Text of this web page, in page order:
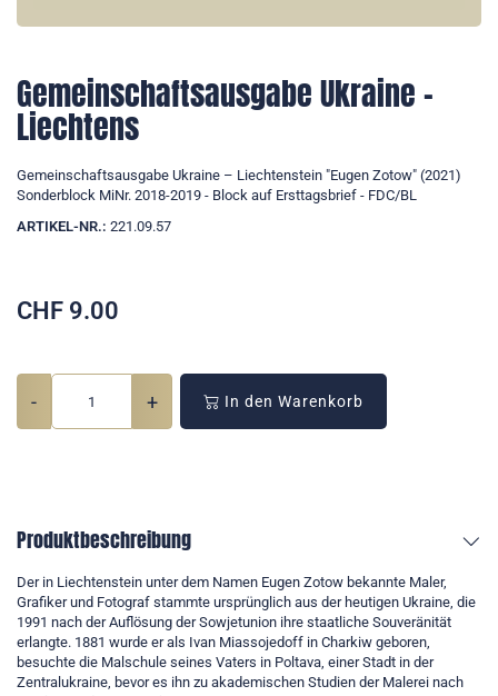
Gemeinschaftsausgabe Ukraine –
Liechtens
Gemeinschaftsausgabe Ukraine – Liechtenstein "Eugen Zotow" (2021)
Sonderblock MiNr. 2018-2019 - Block auf Ersttagsbrief - FDC/BL
ARTIKEL-NR.: 221.09.57
CHF 9.00
- + In den Warenkorb
Produktbeschreibung
Der in Liechtenstein unter dem Namen Eugen Zotow bekannte Maler,
Grafiker und Fotograf stammte ursprünglich aus der heutigen Ukraine, die
1991 nach der Auflösung der Sowjetunion ihre staatliche Souveränität
erlangte. 1881 wurde er als Ivan Miassojedoff in Charkiw geboren,
besuchte die Malschule seines Vaters in Poltava, einer Stadt in der
Zentralukraine, bevor es ihn zu akademischen Studien der Malerei nach